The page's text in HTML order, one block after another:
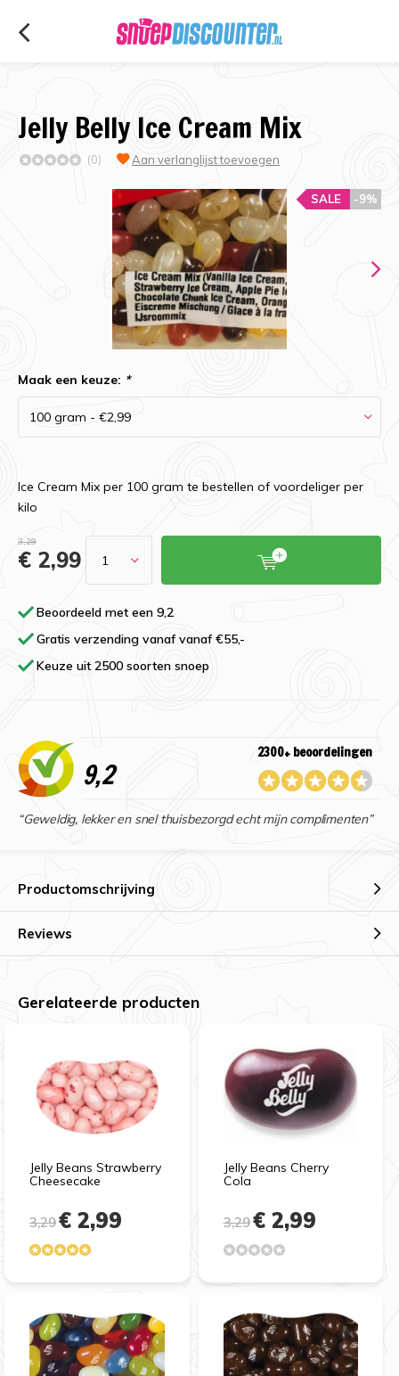
Jelly Belly Ice Cream Mix
(0) Aan verlanglijst toevoegen
-9%
SALE
Maak een keuze: *
Ice Cream Mix per 100 gram te bestellen of voordeliger per
kilo
3,29
€ 2,99
Beoordeeld met een 9,2
Gratis verzending vanaf vanaf €55,-
Keuze uit 2500 soorten snoep
9,2
2300+ beoordelingen
“Geweldig, lekker en snel thuisbezorgd echt mijn complimenten”
Productomschrijving
Reviews
Gerelateerde producten
Jelly Beans Strawberry
Cheesecake
3,29€ 2,99
Jelly Beans Cherry
Cola
3,29€ 2,99